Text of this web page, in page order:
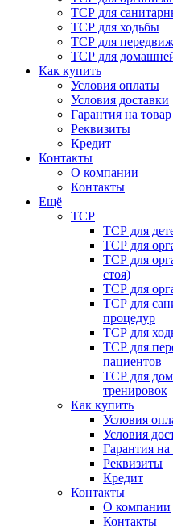
ТСР для
ТСР для ходьбы
ТСР для
ТСР для
Как купить
Условия оплаты
Условия доставки
Гарантия на товар
Реквизиты
Кредит
Контакты
О компании
Контакты
Ещё
ТСР
ТСР для
ТСР для
ТСР для
стоя)
ТСР для
ТСР для
процедур
ТСР для
ТСР для
пациентов
ТСР для
тренировок
Как купить
Условия
Условия
Гарантия на
Реквизиты
Кредит
Контакты
О компании
Контакты